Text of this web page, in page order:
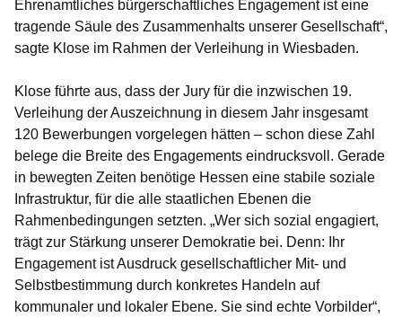
Ehrenamtliches bürgerschaftliches Engagement ist eine
tragende Säule des Zusammenhalts unserer Gesellschaft“,
sagte Klose im Rahmen der Verleihung in Wiesbaden.
Klose führte aus, dass der Jury für die inzwischen 19.
Verleihung der Auszeichnung in diesem Jahr insgesamt
120 Bewerbungen vorgelegen hätten – schon diese Zahl
belege die Breite des Engagements eindrucksvoll. Gerade
in bewegten Zeiten benötige Hessen eine stabile soziale
Infrastruktur, für die alle staatlichen Ebenen die
Rahmenbedingungen setzten. „Wer sich sozial engagiert,
trägt zur Stärkung unserer Demokratie bei. Denn: Ihr
Engagement ist Ausdruck gesellschaftlicher Mit- und
Selbstbestimmung durch konkretes Handeln auf
kommunaler und lokaler Ebene. Sie sind echte Vorbilder“,